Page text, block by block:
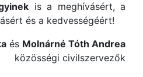
is a meghívásért, a
és a kedvességéért!
és Molnárné Tóth Andrea
közösségi civilszervezők